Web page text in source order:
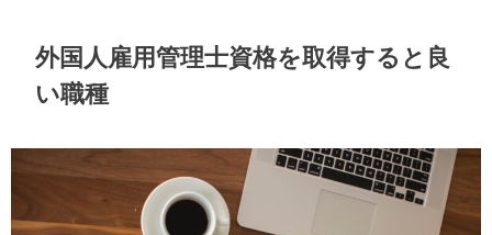
外国人雇用管理士資格を取得すると良
い職種